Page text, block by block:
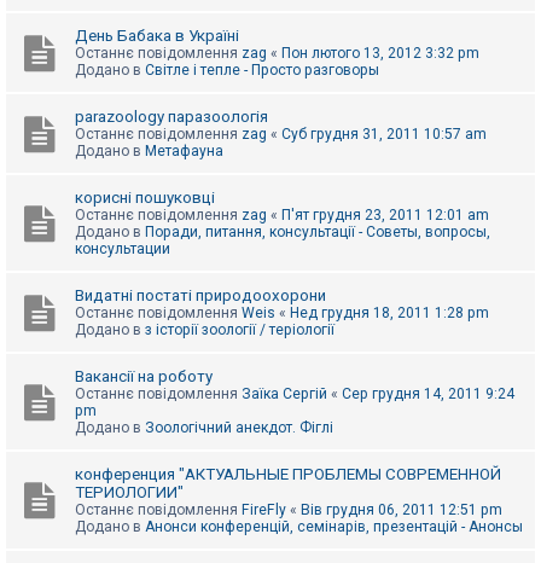
День Бабака в Україні
Останнє повідомлення zag « Пон лютого 13, 2012 3:32 pm
Додано в Світле і тепле - Просто разговоры
parazoology паразоологія
Останнє повідомлення zag « Суб грудня 31, 2011 10:57 am
Додано в Метафауна
корисні пошуковці
Останнє повідомлення zag « П'ят грудня 23, 2011 12:01 am
Додано в Поради, питання, консультації - Советы, вопросы,
консультации
Видатні постаті природоохорони
Останнє повідомлення Weis « Нед грудня 18, 2011 1:28 pm
Додано в з історії зоології / теріології
Вакансії на роботу
Останнє повідомлення Заїка Сергій « Сер грудня 14, 2011 9:24
pm
Додано в Зоологічний анекдот. Фіглі
конференция "АКТУАЛЬНЫЕ ПРОБЛЕМЫ СОВРЕМЕННОЙ
ТЕРИОЛОГИИ"
Останнє повідомлення FireFly « Вів грудня 06, 2011 12:51 pm
Додано в Анонси конференцій, семінарів, презентацій - Анонсы